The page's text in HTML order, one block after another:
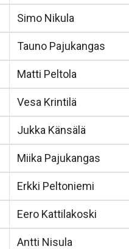
Simo Nikula
Tauno Pajukangas
Matti Peltola
Vesa Krintilä
Jukka Känsälä
Miika Pajukangas
Erkki Peltoniemi
Eero Kattilakoski
Antti Nisula